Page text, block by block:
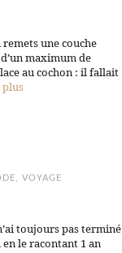
une couche
maximum de
au cochon : il fallait
VOYAGE
toujours pas terminé
le racontant 1 an